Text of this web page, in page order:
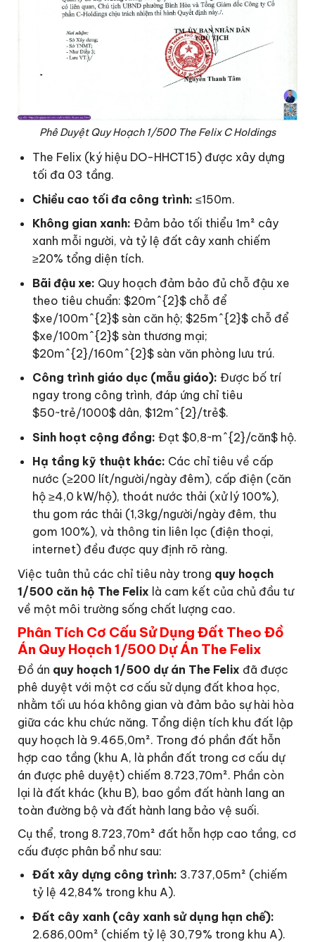
Phê Duyệt Quy Hoạch 1/500 The Felix C Holdings
The Felix (ký hiệu DO-HHCT15) được xây dựng
tối đa 03 tầng.
Chiều cao tối đa công trình: ≤150m.
Không gian xanh: Đảm bảo tối thiểu 1m² cây
xanh mỗi người, và tỷ lệ đất cây xanh chiếm
≥20% tổng diện tích.
Bãi đậu xe: Quy hoạch đảm bảo đủ chỗ đậu xe
theo tiêu chuẩn: $20m^{2}$ chỗ để
$xe/100m^{2}$ sàn căn hộ; $25m^{2}$ chỗ để
$xe/100m^{2}$ sàn thương mại;
$20m^{2}/160m^{2}$ sàn văn phòng lưu trú.
Công trình giáo dục (mẫu giáo): Được bố trí
ngay trong công trình, đáp ứng chỉ tiêu
$50~trẻ/1000$ dân, $12m^{2}/trẻ$.
Sinh hoạt cộng đồng: Đạt $0,8~m^{2}/căn$ hộ.
Hạ tầng kỹ thuật khác: Các chỉ tiêu về cấp
nước (≥200 lít/người/ngày đêm), cấp điện (căn
hộ ≥4,0 kW/hộ), thoát nước thải (xử lý 100%),
thu gom rác thải (1,3kg/người/ngày đêm, thu
gom 100%), và thông tin liên lạc (điện thoại,
internet) đều được quy định rõ ràng.
Việc tuân thủ các chỉ tiêu này trong quy hoạch
1/500 căn hộ The Felix là cam kết của chủ đầu tư
về một môi trường sống chất lượng cao.
Phân Tích Cơ Cấu Sử Dụng Đất Theo Đồ
Án Quy Hoạch 1/500 Dự Án The Felix
Đồ án quy hoạch 1/500 dự án The Felix đã được
phê duyệt với một cơ cấu sử dụng đất khoa học,
nhằm tối ưu hóa không gian và đảm bảo sự hài hòa
giữa các khu chức năng. Tổng diện tích khu đất lập
quy hoạch là 9.465,0m². Trong đó phần đất hỗn
hợp cao tầng (khu A, là phần đất trong cơ cấu dự
án được phê duyệt) chiếm 8.723,70m². Phần còn
lại là đất khác (khu B), bao gồm đất hành lang an
toàn đường bộ và đất hành lang bảo vệ suối.
Cụ thể, trong 8.723,70m² đất hỗn hợp cao tầng, cơ
cấu được phân bổ như sau:
Đất xây dựng công trình: 3.737,05m² (chiếm
tỷ lệ 42,84% trong khu A).
Đất cây xanh (cây xanh sử dụng hạn chế):
2.686,00m² (chiếm tỷ lệ 30,79% trong khu A).